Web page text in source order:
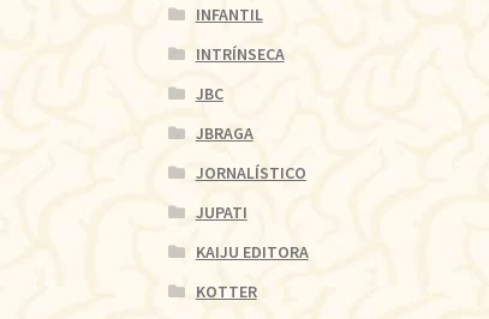
INFANTIL
INTRÍNSECA
JBC
JBRAGA
JORNALÍSTICO
JUPATI
KAIJU EDITORA
KOTTER